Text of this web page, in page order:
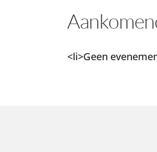
<li>Geen